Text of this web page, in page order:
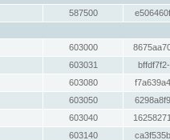
587500
603000
603031
603080
603050
603040
603140